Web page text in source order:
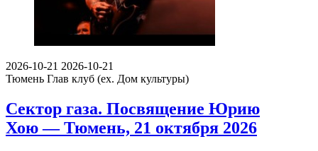
2026-10-21 2026-10-21
Тюмень Глав клуб (ex. Дом культуры)
Сектор газа. Посвящение Юрию
Хою — Тюмень, 21 октября 2026